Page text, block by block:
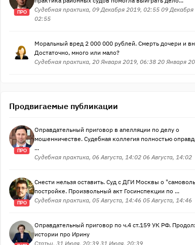
ПРО
Судебная практика, 09 Декабря 2019, 02:55 09 Декабря
02:55
Моральный вред 2 000 000 рублей. Смерть дочери и
Достаточно, много или мало?
Судебная практика, 20 Января 2019, 06:38 20 Января
Продвигаемые публикации
ПРО
Оправдательный приговор в апелляции по делу о
мошенничестве. Судебная коллегия полностью
...
Судебная практика, 06 Августа, 14:02 06 Августа, 14:02
ПРО
Снести нельзя оставить. Суд с ДГИ Москвы о
постройке. Произвольный акт Госинспекции по ...
Судебная практика, 05 Августа, 14:46 05 Августа, 14:46
Оправдательный приговор по ч.4 ст.159 УК РФ.
истории про Ирину
Статьи, 31 Июля, 20:39 31 Июля, 20:39